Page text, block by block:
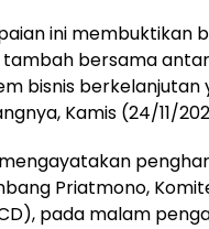
ini membuktikan
tambah bersama
bisnis berkelanjutan
Kamis (24/11/
Priatmono,
pada malam